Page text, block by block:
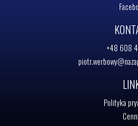
+48 608
Polityka